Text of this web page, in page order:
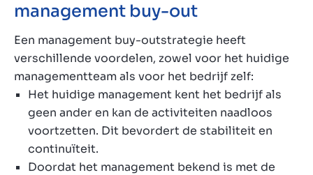
management buy-out
Een management buy-outstrategie heeft
verschillende voordelen, zowel voor het huidige
managementteam als voor het bedrijf zelf:
Het huidige management kent het bedrijf als
geen ander en kan de activiteiten naadloos
voortzetten. Dit bevordert de stabiliteit en
continuïteit.
Doordat het management bekend is met de